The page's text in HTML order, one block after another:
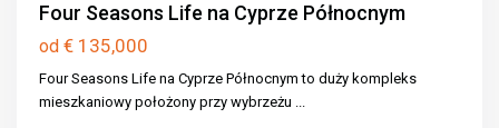
Four Seasons Life na Cyprze Północnym
od€ 135,000
Four Seasons Life na Cyprze Północnym to duży kompleks
mieszkaniowy położony przy wybrzeżu ...